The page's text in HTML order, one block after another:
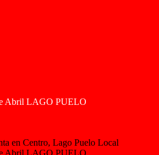
Abril LAGO PUELO